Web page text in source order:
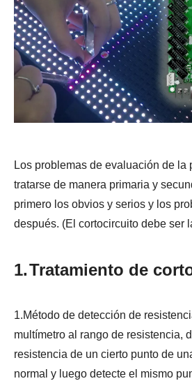
Los problemas de evaluación de la
tratarse de manera primaria y
primero los obvios y serios y los
después. (El cortocircuito debe ser
1.Tratamiento de
1.Método de detección de
multímetro al rango de resistencia,
resistencia de un cierto punto de
normal y luego detecte el mismo